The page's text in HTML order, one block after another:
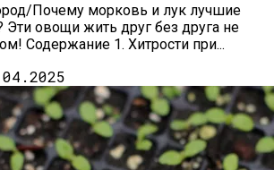
Почему морковь и лук лучшие
Эти овощи жить друг без друга не
Содержание 1. Хитрости при...